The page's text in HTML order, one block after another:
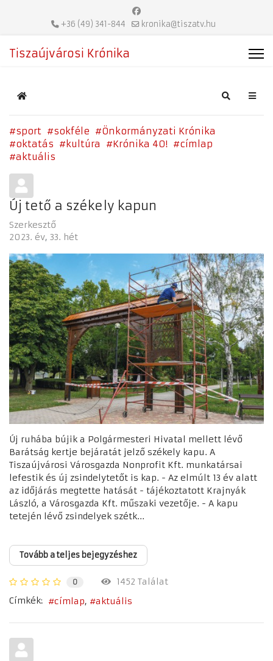
+36 (49) 341-844 kronika@tiszatv.hu
Tiszaújvárosi Krónika
Home Search
sport sokféle
Önkormányzati Krónika
oktatás
kultúra Krónika 40!
címlap
aktuális
Új tető a székely kapun
Szerkesztő
2023. év 33. hét
Új ruhába bújik a Polgármesteri Hivatal mellett lévő
Barátság kertje bejáratát jelző székely kapu. A
Tiszaújvárosi Városgazda Nonprofit Kft. munkatársai
lefestik és új zsindelytetőt is kap. - Az elmúlt 13 év alatt
az időjárás megtette hatását - tájékoztatott Krajnyák
László, a Városgazda Kft. műszaki vezetője. - A kapu
tetején lévő zsindelyek szétk...
Tovább a teljes bejegyzéshez
0
1452 Találat
Címkék:
címlap aktuális